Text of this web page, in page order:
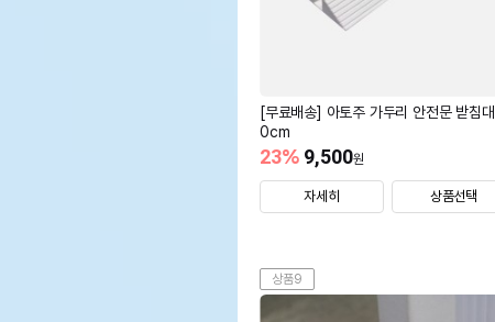
[무료배송] 아토주 가두리 안전문 받침
0cm
9,500원
23%
자세히 상품선택
상품9